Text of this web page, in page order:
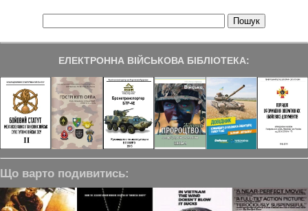
ЕЛЕКТРОННА ВІЙСЬКОВА БІБЛІОТЕКА:
Що варто подивитись: